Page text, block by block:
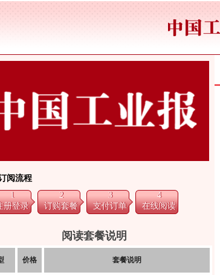
阅流程
1
册登录
2
订购套餐
3
支付订单
4
在线阅读
阅读套餐说明
价格 套餐说明